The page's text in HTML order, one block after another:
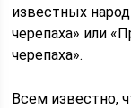
известных
черепаха» или
черепаха».
Всем известно,